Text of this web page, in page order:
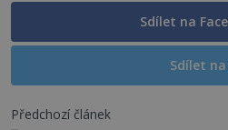
Sdílet na
Sdílet na
Předchozí článek